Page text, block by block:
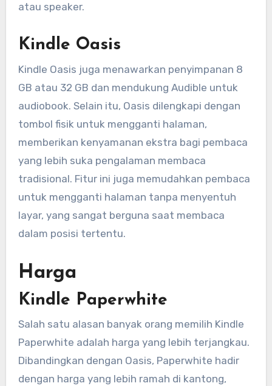
atau speaker.
Kindle Oasis
Kindle Oasis juga menawarkan penyimpanan 8
GB atau 32 GB dan mendukung Audible untuk
audiobook. Selain itu, Oasis dilengkapi dengan
tombol fisik untuk mengganti halaman,
memberikan kenyamanan ekstra bagi pembaca
yang lebih suka pengalaman membaca
tradisional. Fitur ini juga memudahkan pembaca
untuk mengganti halaman tanpa menyentuh
layar, yang sangat berguna saat membaca
dalam posisi tertentu.
Harga
Kindle Paperwhite
Salah satu alasan banyak orang memilih Kindle
Paperwhite adalah harga yang lebih terjangkau.
Dibandingkan dengan Oasis, Paperwhite hadir
dengan harga yang lebih ramah di kantong,